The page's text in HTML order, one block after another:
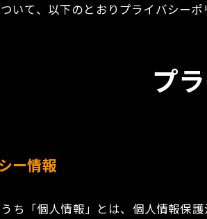
いて、以下のとおりプライバシー
プ
ー情報
ち「個人情報」とは、個人情報保